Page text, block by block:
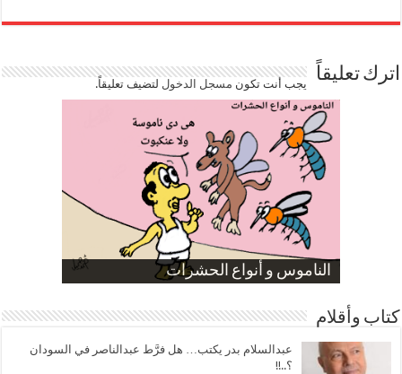
اترك تعليقاً يجب أنت تكون مسجل الدخوللتضيف تعليقاً.
الناموس و أنواع الحشرات
الموظفين بعد ارتفاع الأسعار
ارتفاع نسبة الطلاق في مصر
صورة كاركاتيرية
صورة كاركاتيرية
كتاب وأقلام
عبدالسلام بدر يكتب… هل فرَّط عبدالناصر في السودان
؟..!!